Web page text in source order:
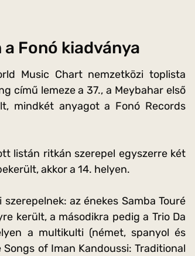
Fonó kiadványa
Music Chart nemzetközi toplista
című lemeze a 37., a Meybahar első
mindkét anyagot a Fonó Records
listán ritkán szerepel egyszerre két
akkor a 14. helyen.
az énekes Samba Touré
került, a másodikra pedig a Trio Da
a multikulti (német, spanyol és
of Iman Kandoussi: Traditional